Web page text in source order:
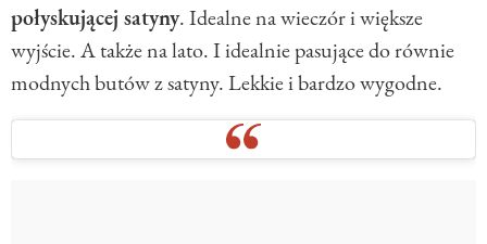
połyskującej satyny. Idealne na wieczór i większe
wyjście. A także na lato. I idealnie pasujące do równie
modnych butów z satyny. Lekkie i bardzo wygodne.